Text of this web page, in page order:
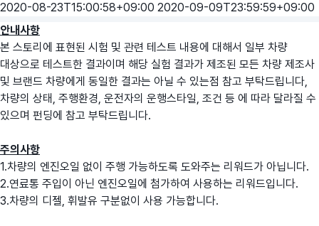
2020-08-23T15:00:58+09:00 2020-09-09T23:59:59+09:00
안내사항
본 스토리에 표현된 시험 및 관련 테스트 내용에 대해서 일부 차량
대상으로 테스트한 결과이며 해당 실험 결과가 제조된 모든 차량 제조사
및 브랜드 차량에게 동일한 결과는 아닐 수 있는점 참고 부탁드립니다,
차량의 상태, 주행환경, 운전자의 운행스타일, 조건 등 에 따라 달라질 수
있으며 펀딩에 참고 부탁드립니다.
주의사항
1.차량의 엔진오일 없이 주행 가능하도록 도와주는 리워드가 아닙니다.
2.연료통 주입이 아닌 엔진오일에 첨가하여 사용하는 리워드입니다.
3.차량의 디젤, 휘발유 구분없이 사용 가능합니다.